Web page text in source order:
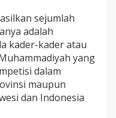
sejumlah
adalah
kader-kader atau
yang
dalam
maupun
dan Indonesia